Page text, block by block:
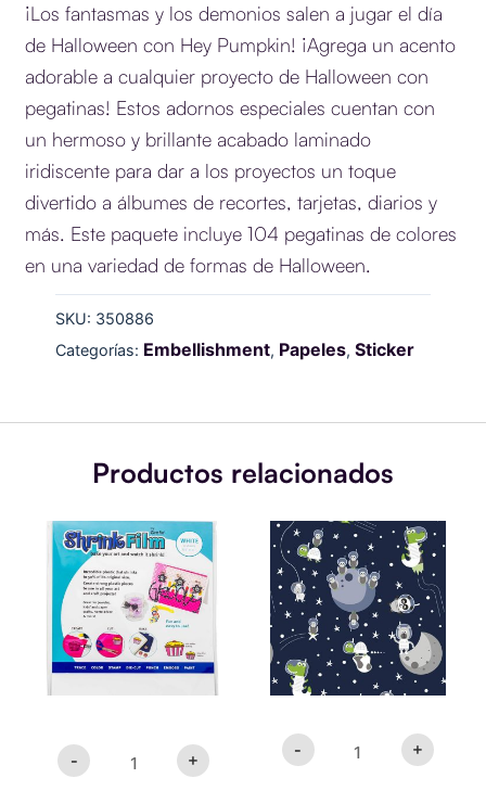
¡Los fantasmas y los demonios salen a jugar el día
de Halloween con Hey Pumpkin! ¡Agrega un acento
adorable a cualquier proyecto de Halloween con
pegatinas! Estos adornos especiales cuentan con
un hermoso y brillante acabado laminado
iridiscente para dar a los proyectos un toque
divertido a álbumes de recortes, tarjetas, diarios y
más. Este paquete incluye 104 pegatinas de colores
en una variedad de formas de Halloween.
SKU: 350886
Categorías: Embellishment, Papeles, Sticker
Productos relacionados
-
Grafix
Shrink
Film
280x210mm
White
6
Sheets
cantidad
+
-
Rollo
papel
de
regalo
80g
Excellia,
In
the
Moon,
Tamaño
+